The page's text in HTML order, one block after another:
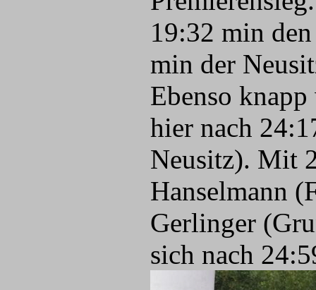
19:32 min
min der
Ebenso
hier nach
Neusitz). Mit
Hanselmann
Gerlinger
sich nach